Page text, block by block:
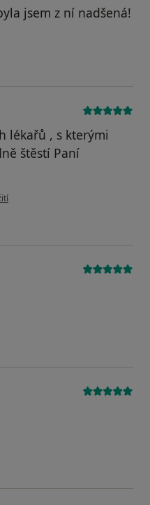
jsem z ní nadšená!
Pacient
lékařů , s kterými
štěstí Paní
Pacient
Pacient
Pacient